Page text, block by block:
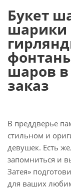
Букет
шарики
шаров
заказ
В преддверье
стильном и
девушек. Есть
запомниться и
Затея»
для ваших